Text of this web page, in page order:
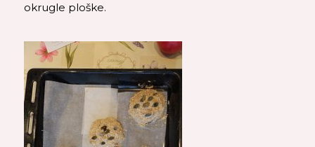
okrugle ploške.